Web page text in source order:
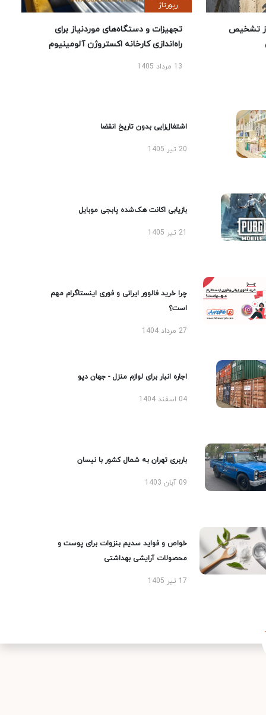
تشخیص
رپورتاژ
تجهیزات و دستگاه‌های موردنیاز برای
راه‌اندازی کارخانه اکستروژن آلومینیوم
13 مرداد 1405
اشتغال‌زایی بدون تاریخ انقضا
20 تیر 1405
بازیابی اکانت هک‌شده پابجی موبایل
چرا خرید فالوور ایرانی و فوری اینستاگرام مهم
است؟
27 مرداد 1404
اجاره انبار برای لوازم منزل - جهان دپو
04 اسفند 1404
باربری تهران به شمال کشور با نیسان
09 آبان 1403
خواص و فواید سدیم بنزوات برای پوست و
محصولات آرایشی بهداشتی
17 تیر 1405